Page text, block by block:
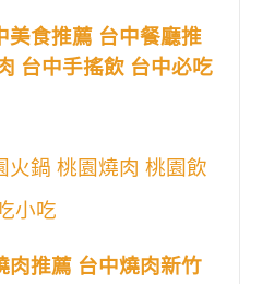
美食推薦 台中餐廳推
台中手搖飲 台中必吃
火鍋 桃園燒肉 桃園飲
小吃
肉推薦 台中燒肉新竹